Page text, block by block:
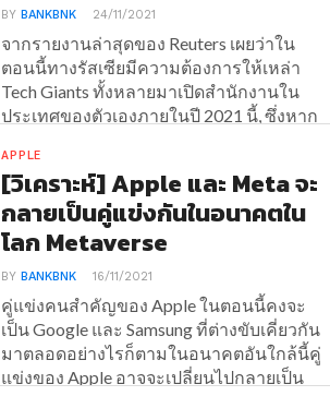
BYBANKBNK 24/11/2021
จากรายงานล่าสุดของ Reuters เผยว่าใน
ตอนนี้ทางรัสเซียมีความต้องการให้เหล่า
Tech Giants ทั้งหลายมาเปิดสำนักงานใน
ประเทศของตัวเองภายในปี 2021 นี้, ซึ่งหาก
ที่สุดคือถูกแบน
APPLE
[วิเคราะห์] Apple และ Meta จะ
กลายเป็นคู่แข่งกันในอนาคตใน
โลก Metaverse
BYBANKBNK 16/11/2021
คู่แข่งคนสำคัญของ Apple ในตอนนี้คงจะ
เป็น Google และ Samsung ที่ต่างขับเคี่ยวกัน
มาตลอดอย่างไรก็ตามในอนาคตอันใกล้นี้คู่
แข่งของ Apple อาจจะเปลี่ยนไปกลายเป็น